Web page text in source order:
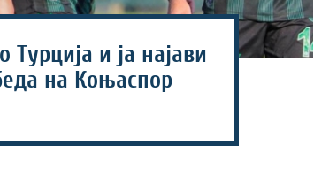
Турција и ја најави
на Коњаспор